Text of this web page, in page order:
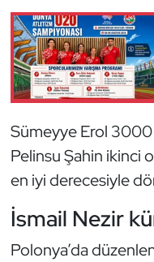
Sümeyye Erol
Pelinsu Şahin ikinci
en iyi derecesiyle
İsmail Nezir
Polonya’da
Hentbol
İşitme Engelli
Judo ve Kuraş
Kano ve Rafting
Kayak